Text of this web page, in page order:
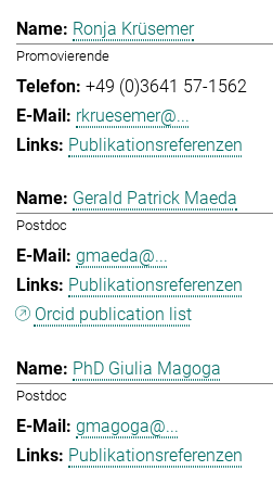
Ronja Krüsemer
Promovierende
+49 (0)3641 57-1562
rkruesemer@...
Publikationsreferenzen
Gerald Patrick Maeda
Postdoc
gmaeda@...
Publikationsreferenzen
Orcid publication list
PhD Giulia Magoga
Postdoc
gmagoga@...
Publikationsreferenzen